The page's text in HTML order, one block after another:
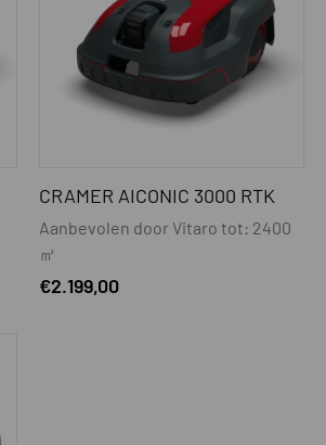
CRAMER AICONIC 3000 RTK
Aanbevolen door Vitaro tot: 2400
㎡
€2.199,00